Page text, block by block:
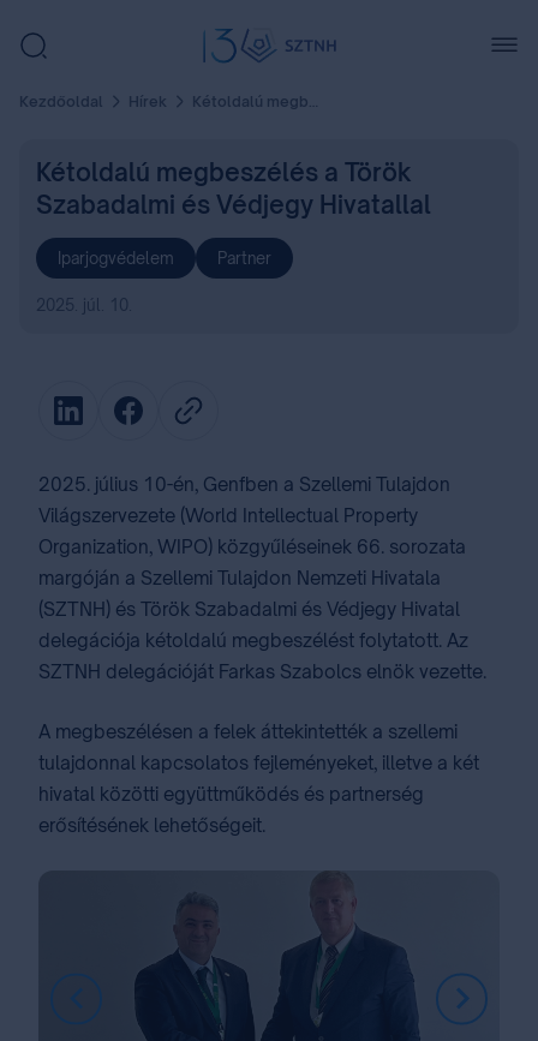
Kezdőoldal Hírek Kétoldalú megbeszélés a Török Szabadalmi és Védjegy Hivatallal
Kétoldalú megbeszélés a Török
Szabadalmi és Védjegy Hivatallal
Iparjogvédelem Partner
2025. júl. 10.
2025. július 10-én, Genfben a Szellemi Tulajdon
Világszervezete (World Intellectual Property
Organization, WIPO) közgyűléseinek 66. sorozata
margóján a Szellemi Tulajdon Nemzeti Hivatala
(SZTNH) és Török Szabadalmi és Védjegy Hivatal
delegációja kétoldalú megbeszélést folytatott. Az
SZTNH delegációját Farkas Szabolcs elnök vezette.
A megbeszélésen a felek áttekintették a szellemi
tulajdonnal kapcsolatos fejleményeket, illetve a két
hivatal közötti együttműködés és partnerség
erősítésének lehetőségeit.